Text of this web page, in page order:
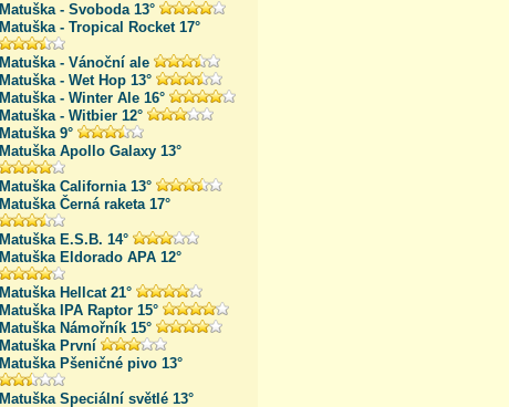
Matuška - Svoboda 13°
Matuška - Tropical Rocket 17°
Matuška - Vánoční ale
Matuška - Wet Hop 13°
Matuška - Winter Ale 16°
Matuška - Witbier 12°
Matuška 9°
Matuška Apollo Galaxy 13°
Matuška California 13°
Matuška Černá raketa 17°
Matuška E.S.B. 14°
Matuška Eldorado APA 12°
Matuška Hellcat 21°
Matuška IPA Raptor 15°
Matuška Námořník 15°
Matuška První
Matuška Pšeničné pivo 13°
Matuška Speciální světlé 13°